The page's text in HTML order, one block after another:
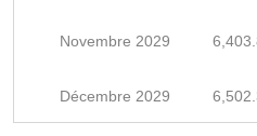
Novembre 2029
Décembre 2029